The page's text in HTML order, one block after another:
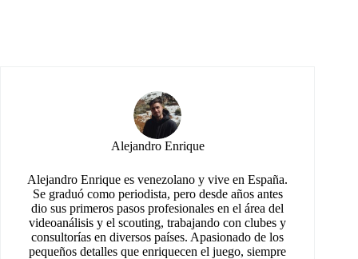
Alejandro Enrique
Alejandro Enrique es venezolano y vive en España.
Se graduó como periodista, pero desde años antes
dio sus primeros pasos profesionales en el área del
videoanálisis y el scouting, trabajando con clubes y
consultorías en diversos países. Apasionado de los
pequeños detalles que enriquecen el juego, siempre